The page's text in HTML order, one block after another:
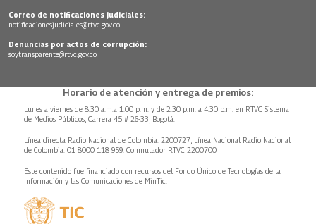
Correo de notificaciones judiciales:
notificacionesjudiciales@rtvc.gov.co
Denuncias por actos de corrupción:
soytransparente@rtvc.gov.co
Horario de atención y entrega de premios:
Lunes a viernes de 8:30 a.m.a 1:00 p.m. y de 2:30 p.m. a 4:30 p.m. en RTVC Sistema
de Medios Públicos, Carrera 45 # 26-33, Bogotá.
Línea directa Radio Nacional de Colombia: 2200727, Línea Nacional Radio Nacional
de Colombia: 01 8000 118 959. Conmutador RTVC 2200700
Este contenido fue financiado con recursos del Fondo Único de Tecnologías de la
Información y las Comunicaciones de MinTic.